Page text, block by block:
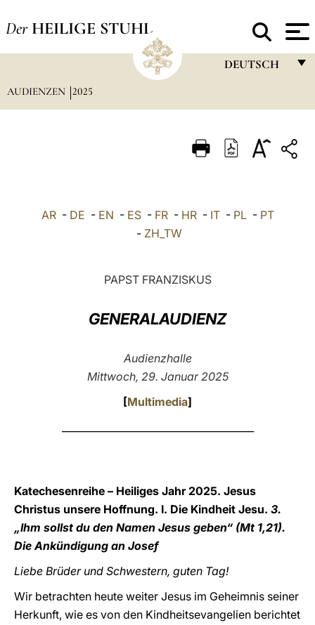
Der HEILIGE STUHL
DEUTSCH
ITALIANO
中文
AUDIENZEN 2025
AR- DE - EN - ES- FR- HR- IT- PL- PT
- ZH_TW
PAPST FRANZISKUS
GENERALAUDIENZ
Audienzhalle
Mittwoch, 29. Januar 2025
[Multimedia]
Katechesenreihe – Heiliges Jahr 2025. Jesus
Christus unsere Hoffnung. I. Die Kindheit Jesu. 3.
„Ihm sollst du den Namen Jesus geben“ (Mt 1,21).
Die Ankündigung an Josef
Liebe Brüder und Schwestern, guten Tag!
Wir betrachten heute weiter Jesus im Geheimnis seiner
Herkunft, wie es von den Kindheitsevangelien berichtet